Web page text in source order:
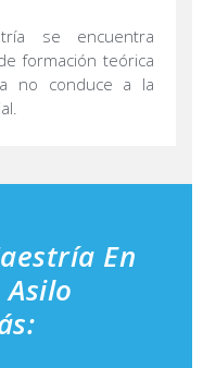
se encuentra
formación teórica
no conduce a la
En
Asilo